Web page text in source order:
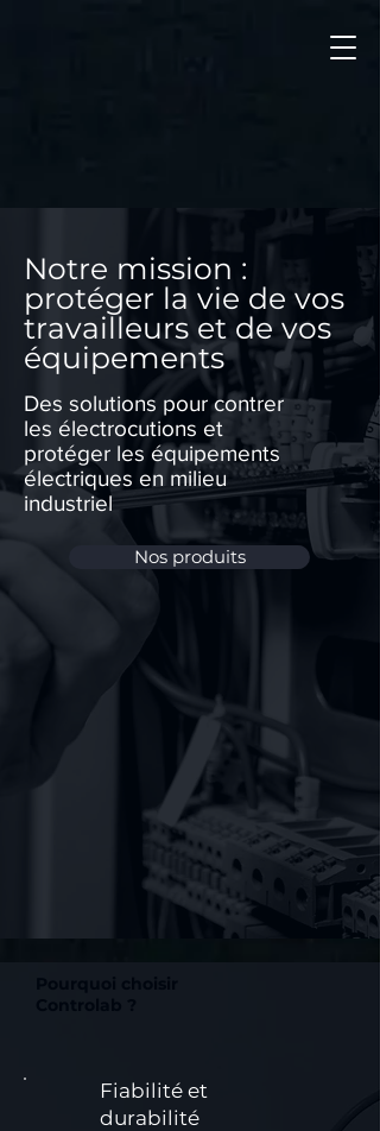
Notre mission :
protéger la vie de vos
travailleurs et de vos
équipements
Des solutions pour contrer
les électrocutions et
protéger les équipements
électriques en milieu
industriel
Nos produits
Fiabilité et
durabilité